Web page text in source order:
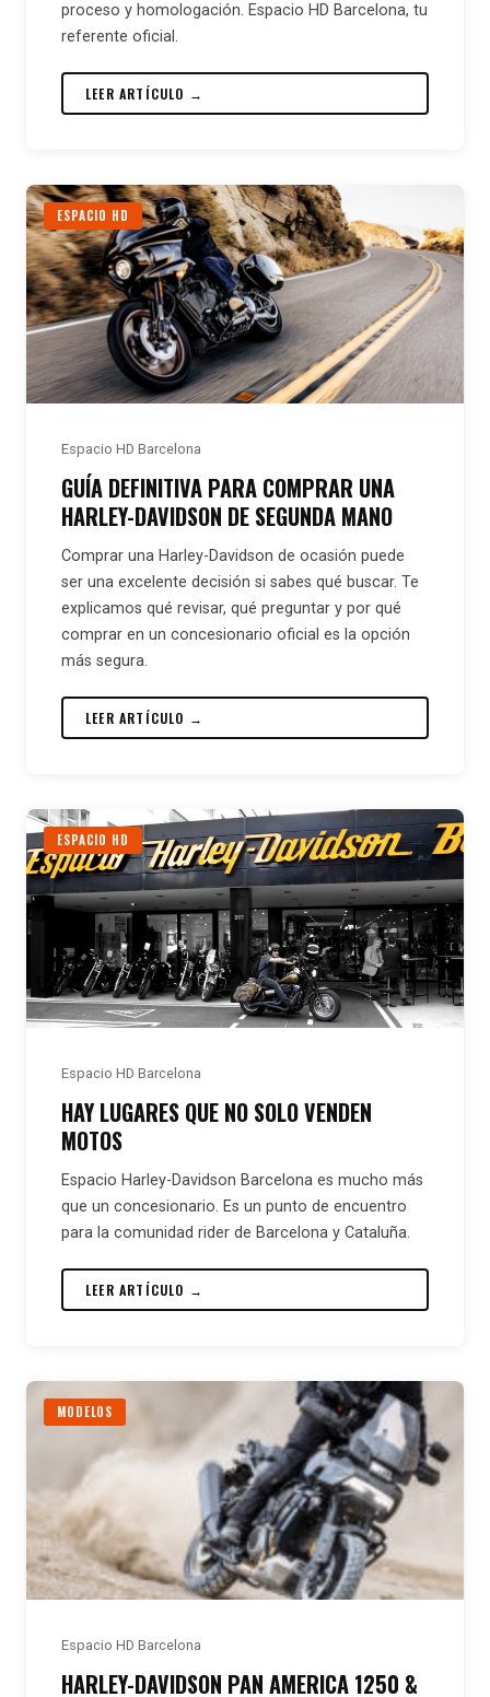
proceso y homologación. Espacio HD Barcelona, tu
referente oficial.
LEER ARTÍCULO →
ESPACIO HD
Espacio HD Barcelona
GUÍA DEFINITIVA PARA COMPRAR UNA
HARLEY-DAVIDSON DE SEGUNDA MANO
Comprar una Harley-Davidson de ocasión puede
ser una excelente decisión si sabes qué buscar. Te
explicamos qué revisar, qué preguntar y por qué
comprar en un concesionario oficial es la opción
más segura.
LEER ARTÍCULO →
ESPACIO HD
Espacio HD Barcelona
HAY LUGARES QUE NO SOLO VENDEN
MOTOS
Espacio Harley-Davidson Barcelona es mucho más
que un concesionario. Es un punto de encuentro
para la comunidad rider de Barcelona y Cataluña.
LEER ARTÍCULO →
MODELOS
Espacio HD Barcelona
HARLEY-DAVIDSON PAN AMERICA 1250 &